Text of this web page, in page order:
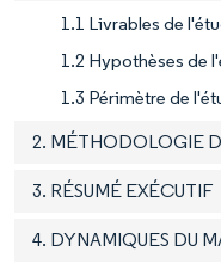
1.1 Livrables de
1.2 Hypothèses de
1.3 Périmètre de
2. MÉTHODOLOGIE
3. RÉSUMÉ EXÉCUTIF
4. DYNAMIQUES DU